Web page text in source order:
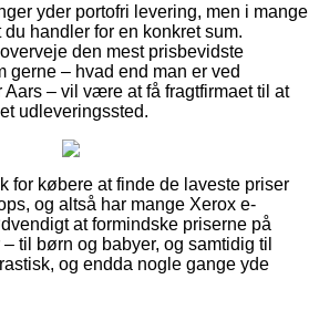
yder portofri levering, men i mange
handler for en konkret sum.
den mest prisbevidste
gerne – hvad end man er ved
– vil være at få fragtfirmaet til at
udleveringssted.
for købere at finde de laveste priser
og altså har mange Xerox e-
at formindske priserne på
til børn og babyer, og samtidig til
og endda nogle gange yde